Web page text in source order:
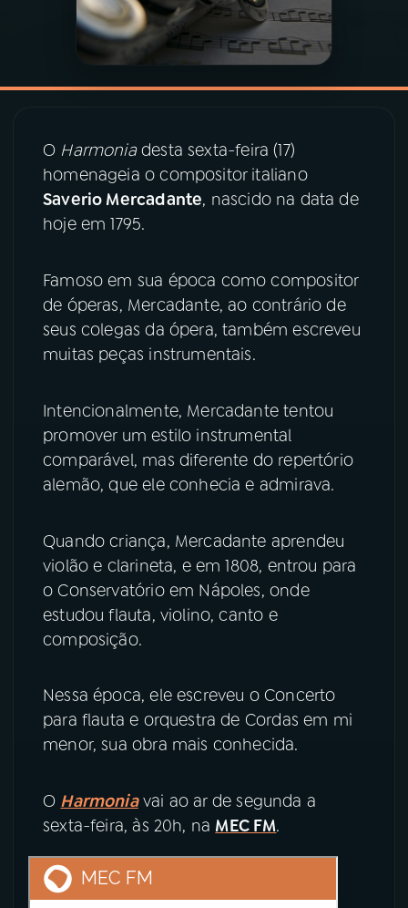
PODCASTS
07ÚLTIMAS
08PRÊMIO RÁDIO MEC
ACOMPANHE A RÁDIO MEC
YouTube Facebook
O Harmoniadesta sexta-feira (17)
homenageia o compositor italiano
Saverio Mercadante, nascido na data de
hoje em 1795.
Famoso em sua época como compositor
de óperas, Mercadante, ao contrário de
seus colegas da ópera, também escreveu
muitas peças instrumentais.
Intencionalmente, Mercadante tentou
promover um estilo instrumental
comparável, mas diferente do repertório
alemão, que ele conhecia e admirava.
Quando criança, Mercadante aprendeu
violão e clarineta, e em 1808, entrou para
o Conservatório em Nápoles, onde
estudou flauta, violino, canto e
composição.
Nessa época, ele escreveu o Concerto
para flauta e orquestra de Cordas em mi
menor, sua obra mais conhecida.
O Harmoniavai ao ar de segunda a
sexta-feira, às 20h, na MEC FM.